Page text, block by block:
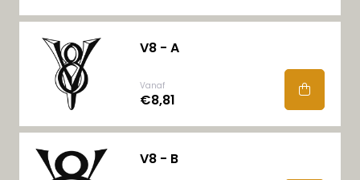
V8 - A
Vanaf
€8,81
V8 - B